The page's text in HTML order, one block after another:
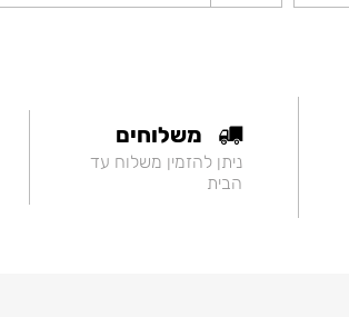
משלוחים
ניתן להזמין משלוח עד
הבית